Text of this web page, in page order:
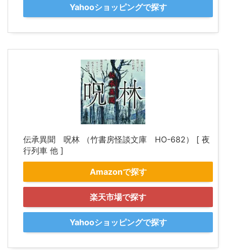
Yahooショッピングで探す
伝承異聞 呪林 （竹書房怪談文庫 HO-682） [ 夜
行列車 他 ]
Amazonで探す
楽天市場で探す
Yahooショッピングで探す